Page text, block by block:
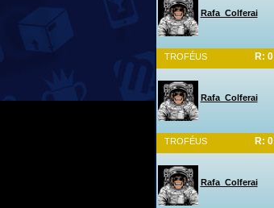
Rafa_Colferai
TROFÉUS R: 0
Rafa_Colferai
TROFÉUS R: 0
Rafa_Colferai